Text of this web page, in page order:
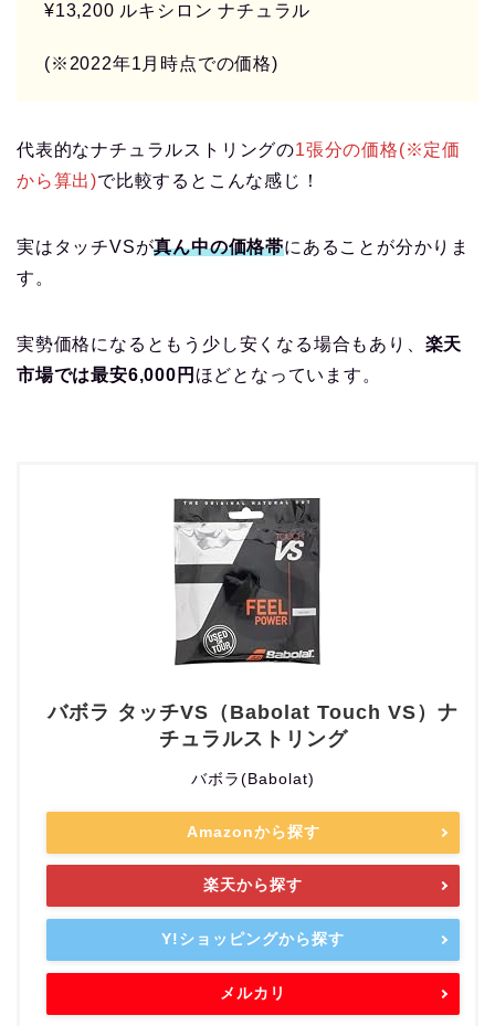
¥13,200 ルキシロン ナチュラル
(※2022年1月時点での価格)
代表的なナチュラルストリングの1張分の価格(※定価
から算出)で比較するとこんな感じ！
実はタッチVSが真ん中の価格帯にあることが分かりま
す。
実勢価格になるともう少し安くなる場合もあり、 楽天
市場では最安6,000円 ほどとなっています。
バボラ タッチVS（Babolat Touch VS）ナ
チュラルストリング
バボラ(Babolat)
Amazonから探す
楽天から探す
Y!ショッピングから探す
メルカリ